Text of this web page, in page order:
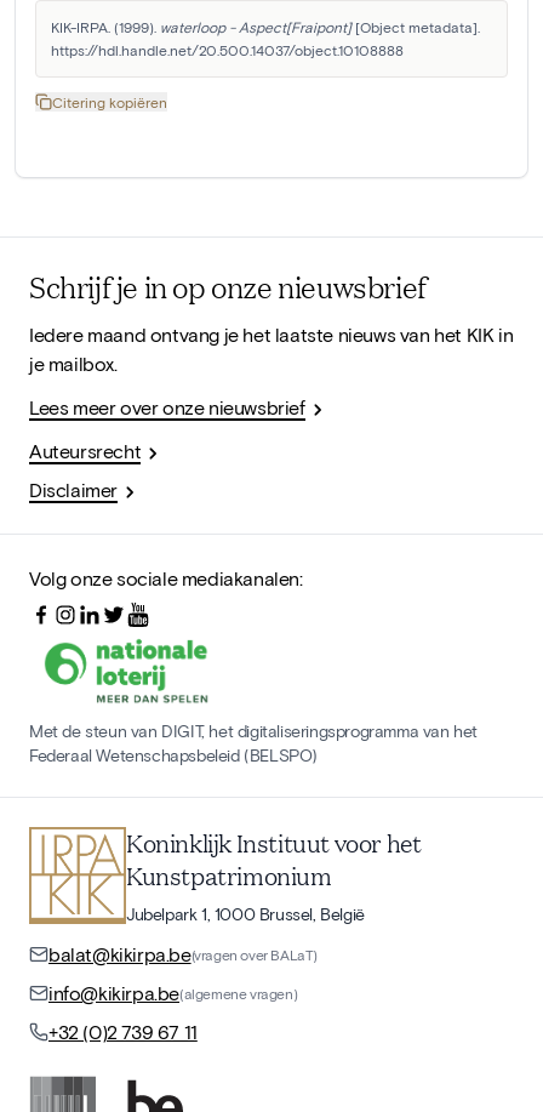
KIK-IRPA. (1999). waterloop - Aspect[Fraipont] [Object metadata].
https://hdl.handle.net/20.500.14037/object.10108888
Citering kopiëren
Schrijf je in op onze nieuwsbrief
Iedere maand ontvang je het laatste nieuws van het KIK in
je mailbox.
Lees meer over onze nieuwsbrief
Auteursrecht
Disclaimer
Volg onze sociale mediakanalen:
Met de steun van DIGIT, het digitaliseringsprogramma van het
Federaal Wetenschapsbeleid (BELSPO)
Koninklijk Instituut voor het
Kunstpatrimonium
Jubelpark 1, 1000 Brussel, België
balat@kikirpa.be(vragen over BALaT)
info@kikirpa.be(algemene vragen)
+32 (0)2 739 67 11